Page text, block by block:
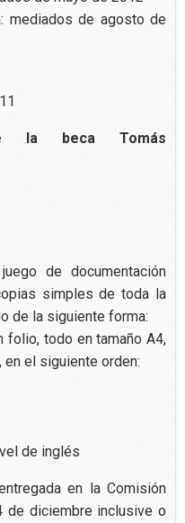
mediados de agosto de
la beca Tomás
de documentación
simples de toda la
de la siguiente forma:
folio, todo en tamaño A4,
en el siguiente orden:
de inglés
en la Comisión
de diciembre inclusive o